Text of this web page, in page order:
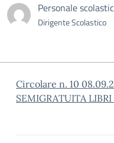
Personale
Dirigente Scolastico
Circolare n. 10
SEMIGRATUITA